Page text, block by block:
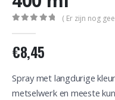
( Er zijn nog
€8,45
Spray met langdurige
metselwerk en meeste